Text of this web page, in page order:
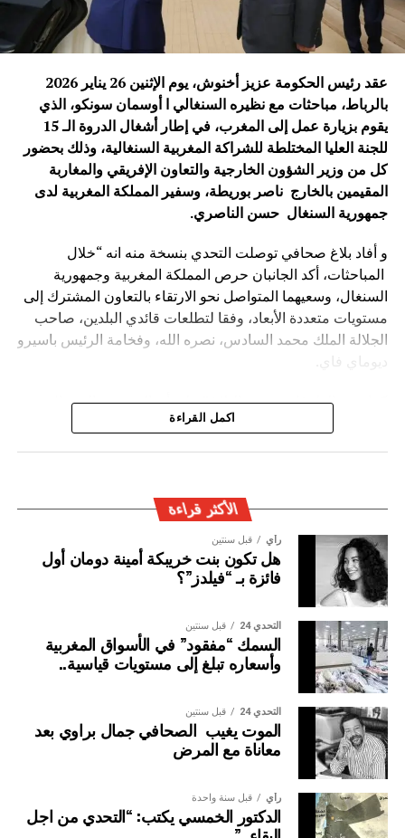
ويأتي هذا اللقاء في وقت تشهد فيه العلاقات الصينية الإفريقية
زخماً متزايداً، مدفوعاً برؤية مشتركة تقوم على التعاون
والتضامن وتحقيق المصالح المتبادلة، بما يعزز مكانة هذه
الشراكة كإحدى أهم العلاقات الدولية في القرن الحادي
والعشرين.
محمد نبيل – بكين
الصورة: منتدى التعاون الصيني-الإفريقي، بكين — المصدر: ويكيميديا كومنز
(رخصة CC BY-SA 4.0).
عقد رئيس الحكومة عزيز أخنوش، يوم الإثنين 26 يناير 2026
بالرباط، مباحثات مع نظيره ‏السنغالي ا أوسمان ‏سونكو، الذي
يقوم بزيارة عمل إلى المغرب، في إطار أشغال الدروة الـ 15
للجنة العليا المختلطة للشراكة المغربية السنغالية، وذلك بحضور
كل من وزير الشؤون الخارجية والتعاون الإفريقي والمغاربة
المقيمين بالخارج ناصر بوريطة، وسفير المملكة المغربية لدى
جمهورية السنغال حسن الناصري.
و أفاد بلاغ صحافي توصلت التحدي بنسخة منه انه “خلال
المباحثات، أكد الجانبان حرص المملكة المغربية وجمهورية
السنغال، وسعيهما المتواصل نحو الارتقاء بالتعاون المشترك إلى
مستويات متعددة الأبعاد، وفقا لتطلعات قائدي البلدين، صاحب
الجلالة الملك محمد السادس، نصره الله، وفخامة الرئيس باسيرو
كما شدد الطرفان يضيف البلاغ ” على أن المغرب والسنغال
سيظلان وفيّين لروح الأخوة والتضامن والاحترام التي كرسها كل
وأكد المصدر ذاته ا انه”تم التذكير بالروابط الإنسانية والدينية
والاقتصادية الوثيقة التي تجمع البلدين، والتي تتضح جليا من خلال
الزيارات الثمانية التي قام بها جلالة الملك حفظه الله، إلى
اكمل القراءة
الأكثر قراءة
رأي قبل سنتين
هل تكون بنت خريبكة أمينة دومان أول
فائزة بـ “فيلدز”؟
التحدي 24 قبل سنتين
السمك “مفقود” في الأسواق المغربية
وأسعاره تبلغ إلى مستويات قياسية..
التحدي 24 قبل سنتين
الموت يغيب الصحافي جمال براوي بعد
معاناة مع المرض
رأي قبل سنة واحدة
الدكتور الخمسي يكتب: “التحدي من اجل